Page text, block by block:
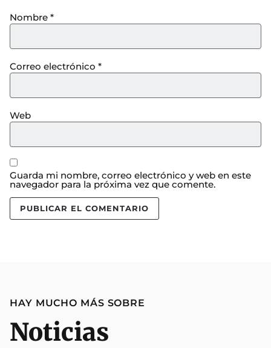
Nombre *
Correo electrónico *
Web
Guarda mi nombre, correo electrónico y web en este
navegador para la próxima vez que comente.
HAY MUCHO MÁS SOBRE
Noticias